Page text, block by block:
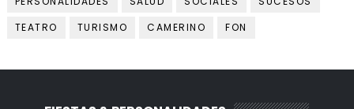
TEATRO
TURISMO CAMERINO FON